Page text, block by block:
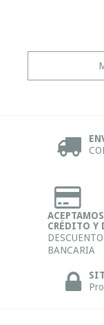
CRÉDITO Y
BANCARIA